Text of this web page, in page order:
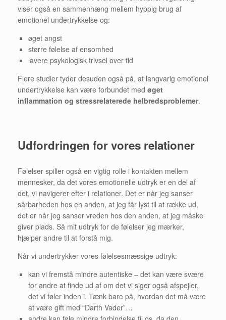
viser også en sammenhæng mellem hyppig brug af
emotionel undertrykkelse og:
øget angst
større følelse af ensomhed
lavere psykologisk trivsel over tid
Flere studier tyder desuden også på, at langvarig emotionel
undertrykkelse kan være forbundet med øget
inflammation og stressrelaterede helbredsproblemer.
Udfordringen for vores relationer
Følelser spiller også en vigtig rolle i kontakten mellem
mennesker, da det vores emotionelle udtryk er en del af
det, vi navigerer efter i relationer. Det er når jeg sanser
sårbarheden hos en anden, at jeg får lyst til at række ud,
det er når jeg sanser vreden hos den anden, at jeg måske
giver plads. Så mit udtryk for de følelser jeg mærker,
hjælper andre til at forstå mig.
Når vi undertrykker vores følelsesmæssige udtryk:
kan vi fremstå mindre autentiske – det kan være svære
for andre at finde ud af om det vi siger også afspejler,
det vi føler inden i. Tænk bare på, hvordan det må være
at være gift med “Darth Vader”…